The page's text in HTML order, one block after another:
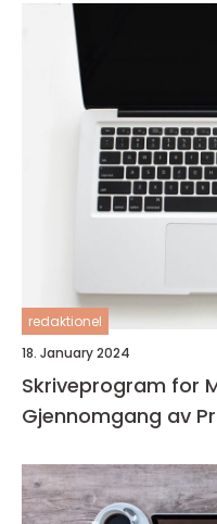
redaktionel
18. January 2024
Skriveprogram for
Gjennomgang av